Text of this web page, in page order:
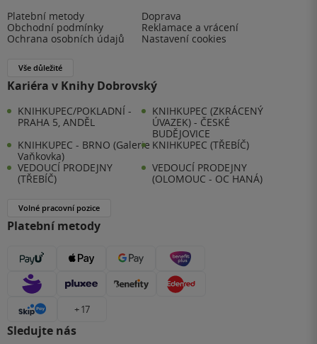
Platební metody
Doprava
Obchodní podmínky
Reklamace a vrácení
Ochrana osobních údajů
Nastavení cookies
Vše důležité
Kariéra v Knihy Dobrovský
KNIHKUPEC/POKLADNÍ -
PRAHA 5, ANDĚL
KNIHKUPEC (ZKRÁCENÝ
ÚVAZEK) - ČESKÉ
BUDĚJOVICE
KNIHKUPEC - BRNO (Galerie
Vaňkovka)
KNIHKUPEC (TŘEBÍČ)
VEDOUCÍ PRODEJNY
(TŘEBÍČ)
VEDOUCÍ PRODEJNY
(OLOMOUC - OC HANÁ)
Volné pracovní pozice
Platební metody
+ 17
Sledujte nás